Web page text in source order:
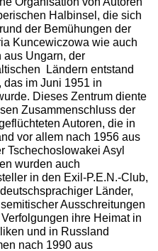
Halbinsel, die sich
der Bemühungen der
Kuncewiczowa wie auch
aus Ungarn, der
Ländern entstand
das im Juni 1951 in
Dieses Zentrum diente
Zusammenschluss der
Autoren, die in
vor allem nach 1956 aus
Tschechoslowakei Asyl
wurden auch
in den Exil-P.E.N.-Club,
Länder,
Ausschreitungen
ihre Heimat in
und in Russland
nach 1990 aus